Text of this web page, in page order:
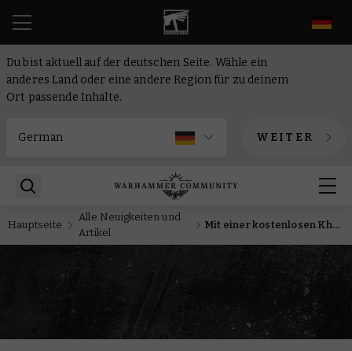
Du bist aktuell auf der deutschen Seite. Wähle ein
anderes Land oder eine andere Region für zu deinem
Ort passende Inhalte.
WEITER
Hauptseite
Alle Neuigkeiten und
Artikel
Mit einer kostenlosen Kharadron-Miniatur des Monats und der Münze für das Reich des Lichts kannst du in den Himmel aufsteigen